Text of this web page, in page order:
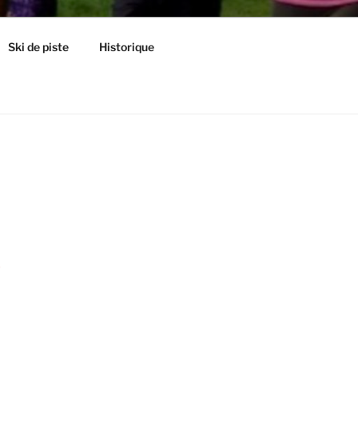
Ski de piste Historique